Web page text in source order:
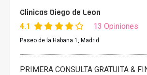
Clinicas Diego de Leon
4.1 13 Opiniones
Paseo de la Habana 1, Madrid
PRIMERA CONSULTA GRATUITA &